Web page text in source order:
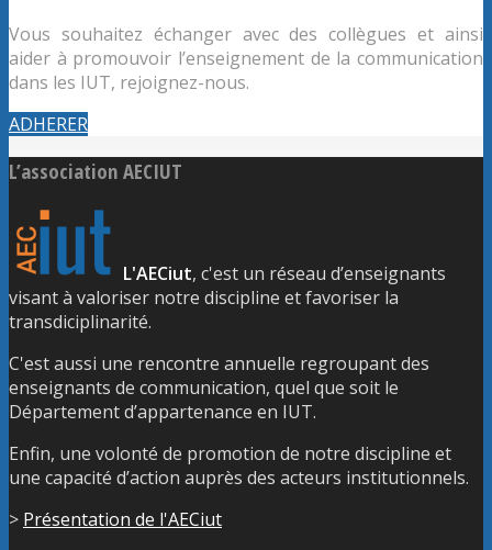
Vous souhaitez échanger avec des collègues et ainsi
aider à promouvoir l’enseignement de la communication
dans les IUT, rejoignez-nous.
ADHERER
L’association AECIUT
L'AECiut, c'est un réseau d’enseignants
visant à valoriser notre discipline et favoriser la
transdiciplinarité.
C'est aussi une rencontre annuelle regroupant des
enseignants de communication, quel que soit le
Département d’appartenance en IUT.
Enfin, une volonté de promotion de notre discipline et
une capacité d’action auprès des acteurs institutionnels.
> Présentation de l'AECiut